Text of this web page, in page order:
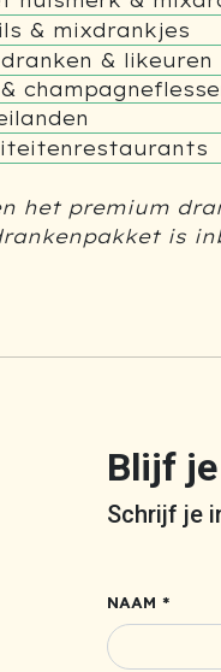
& mixdrankjes
& likeuren
het premium
is
Blijf
Schrijf je
NAAM *